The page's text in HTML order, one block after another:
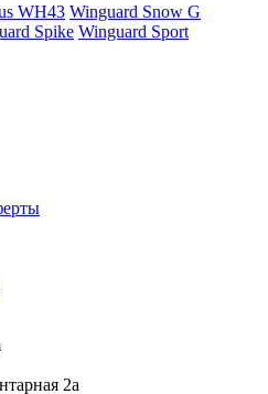
WH43 Winguard Snow G
Spike Winguard Sport
2а